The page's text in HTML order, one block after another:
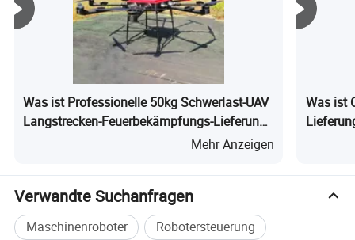
Was ist Professionelle 50kg Schwerlast-UAV
Langstrecken-Feuerbekämpfungs-Lieferung
Mehr Anzeigen
Was ist
Verwandte Suchanfragen
Maschinenroboter
Robotersteuerung